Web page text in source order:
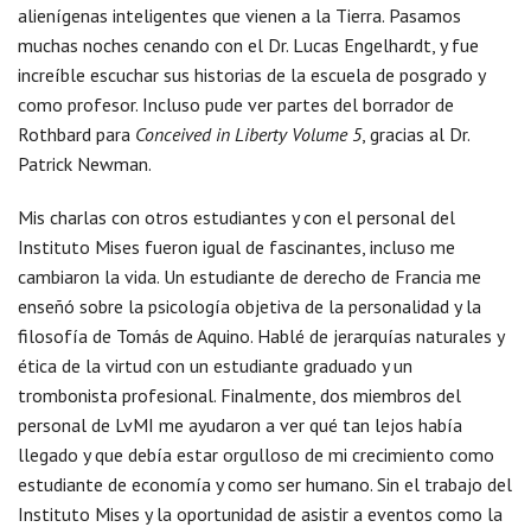
alienígenas inteligentes que vienen a la Tierra. Pasamos
muchas noches cenando con el Dr. Lucas Engelhardt, y fue
increíble escuchar sus historias de la escuela de posgrado y
como profesor. Incluso pude ver partes del borrador de
Rothbard para Conceived in Liberty Volume 5, gracias al Dr.
Patrick Newman.
Mis charlas con otros estudiantes y con el personal del
Instituto Mises fueron igual de fascinantes, incluso me
cambiaron la vida. Un estudiante de derecho de Francia me
enseñó sobre la psicología objetiva de la personalidad y la
filosofía de Tomás de Aquino. Hablé de jerarquías naturales y
ética de la virtud con un estudiante graduado y un
trombonista profesional. Finalmente, dos miembros del
personal de LvMI me ayudaron a ver qué tan lejos había
llegado y que debía estar orgulloso de mi crecimiento como
estudiante de economía y como ser humano. Sin el trabajo del
Instituto Mises y la oportunidad de asistir a eventos como la